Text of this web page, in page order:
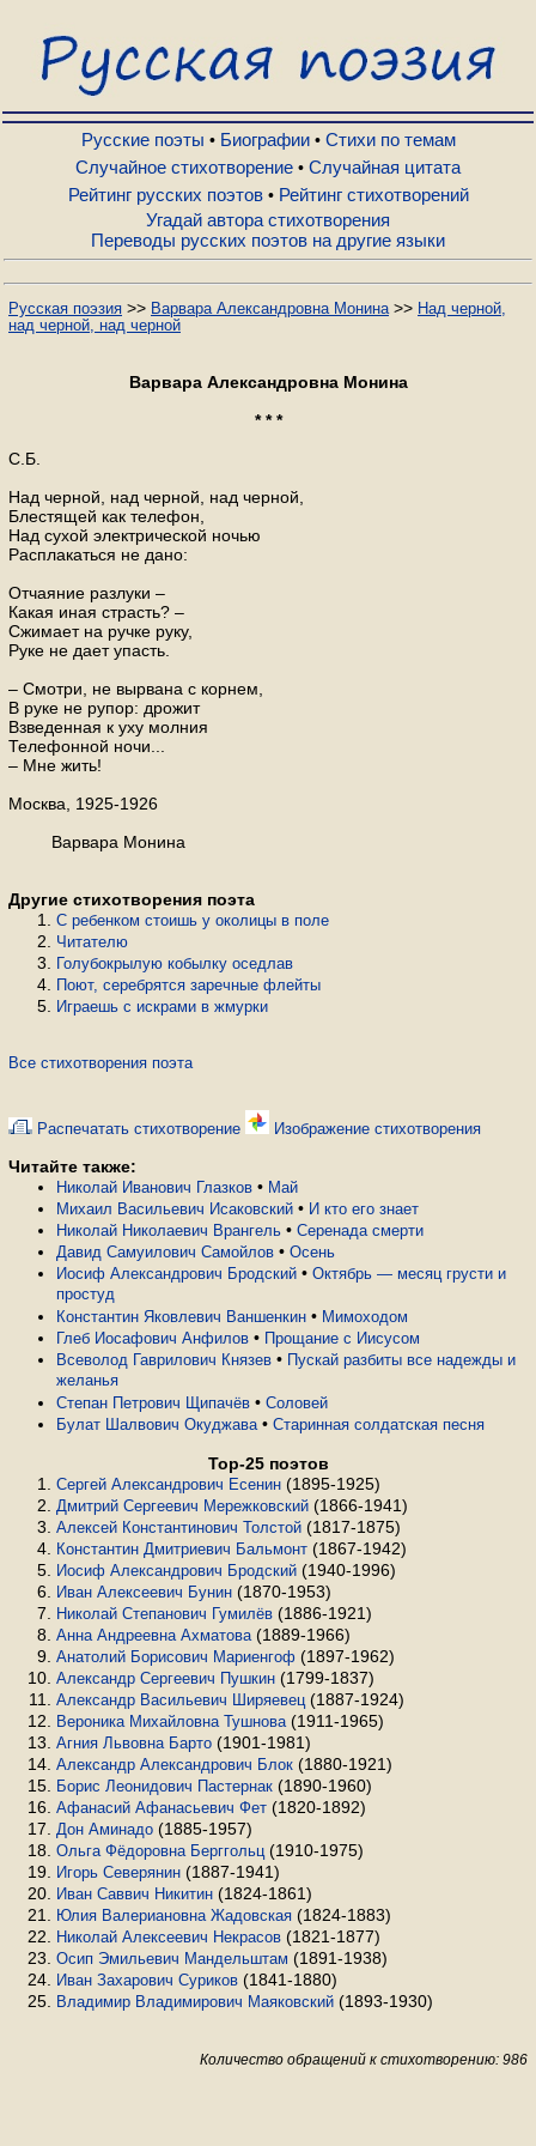
Русские поэты
Биографии
Стихи по темам
Случайное стихотворение
Рейтинг русских поэтов
Рейтинг стихотворений
Русские поэты • Биографии• Стихи по темам
Случайное стихотворение • Случайная цитата
Рейтинг русских поэтов• Рейтинг стихотворений
Угадай автора стихотворения
Переводы русских поэтов на другие языки
Русская поэзия >> Варвара Александровна Монина >> Над черной,
над черной, над черной
Варвара Александровна Монина
* * *
С.Б.
Над черной, над черной, над черной,
Блестящей как телефон,
Над сухой электрической ночью
Расплакаться не дано:
Отчаяние разлуки –
Какая иная страсть? –
Сжимает на ручке руку,
Руке не дает упасть.
– Смотри, не вырвана с корнем,
В руке не рупор: дрожит
Взведенная к уху молния
Телефонной ночи...
– Мне жить!
Москва, 1925-1926
Варвара Монина
Другие стихотворения поэта
С ребенком стоишь у околицы в поле
Читателю
Голубокрылую кобылку оседлав
Поют, серебрятся заречные флейты
Играешь с искрами в жмурки
Все стихотворения поэта
Распечатать стихотворение Изображение стихотворения
Читайте также:
Николай Иванович Глазков • Май
Михаил Васильевич Исаковский • И кто его знает
Николай Николаевич Врангель • Серенада смерти
Давид Самуилович Самойлов • Осень
Иосиф Александрович Бродский • Октябрь — месяц грусти и
простуд
Константин Яковлевич Ваншенкин • Мимоходом
Глеб Иосафович Анфилов • Прощание с Иисусом
Всеволод Гаврилович Князев • Пускай разбиты все надежды и
желанья
Степан Петрович Щипачёв • Соловей
Булат Шалвович Окуджава • Старинная солдатская песня
Top-25 поэтов
Сергей Александрович Есенин (1895-1925)
Дмитрий Сергеевич Мережковский (1866-1941)
Алексей Константинович Толстой (1817-1875)
Константин Дмитриевич Бальмонт (1867-1942)
Иосиф Александрович Бродский (1940-1996)
Иван Алексеевич Бунин (1870-1953)
Николай Степанович Гумилёв (1886-1921)
Анна Андреевна Ахматова (1889-1966)
Анатолий Борисович Мариенгоф (1897-1962)
Александр Сергеевич Пушкин (1799-1837)
Александр Васильевич Ширяевец (1887-1924)
Вероника Михайловна Тушнова (1911-1965)
Агния Львовна Барто (1901-1981)
Александр Александрович Блок (1880-1921)
Борис Леонидович Пастернак (1890-1960)
Афанасий Афанасьевич Фет (1820-1892)
Дон Аминадо (1885-1957)
Ольга Фёдоровна Берггольц (1910-1975)
Игорь Северянин (1887-1941)
Иван Саввич Никитин (1824-1861)
Юлия Валериановна Жадовская (1824-1883)
Николай Алексеевич Некрасов (1821-1877)
Осип Эмильевич Мандельштам (1891-1938)
Иван Захарович Суриков (1841-1880)
Владимир Владимирович Маяковский (1893-1930)
Количество обращений к стихотворению: 986